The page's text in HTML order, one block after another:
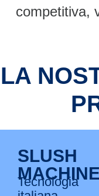
competitiva,
LA
SLUSH
MACHINE
Tecnologia